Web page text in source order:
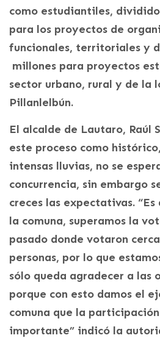
como estudiantiles,
para los proyectos de
funcionales, territoriales y
millones para proyectos
sector urbano, rural y de la
Pillanlelbún.
El alcalde de Lautaro, Raúl
este proceso como
intensas lluvias, no se
concurrencia, sin embargo
creces las expectativas.
la comuna, superamos la
pasado donde votaron
personas, por lo que
sólo queda agradecer a las
porque con esto damos el
comuna que la
importante” indicó la